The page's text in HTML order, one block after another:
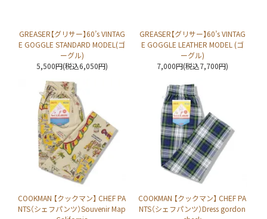
GREASER【グリサー】60’s VINTAG
E GOGGLE STANDARD MODEL(ゴ
ーグル)
5,500円(税込6,050円)
GREASER【グリサー】60’s VINTAG
E GOGGLE LEATHER MODEL (ゴ
ーグル)
7,000円(税込7,700円)
COOKMAN 【クックマン】 CHEF PA
NTS（シェフパンツ）Souvenir Map
COOKMAN 【クックマン】 CHEF PA
NTS（シェフパンツ）Dress gordon